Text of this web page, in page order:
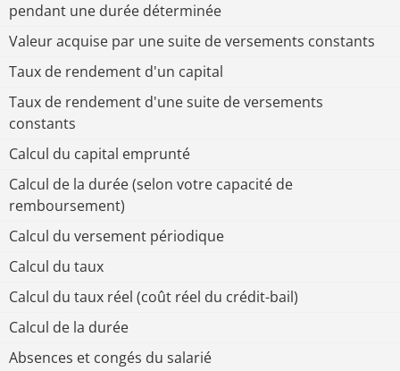
pendant une durée déterminée
Valeur acquise par une suite de versements constants
Taux de rendement d'un capital
Taux de rendement d'une suite de versements
constants
Calcul du capital emprunté
Calcul de la durée (selon votre capacité de
remboursement)
Calcul du versement périodique
Calcul du taux
Calcul du taux réel (coût réel du crédit-bail)
Calcul de la durée
Absences et congés du salarié